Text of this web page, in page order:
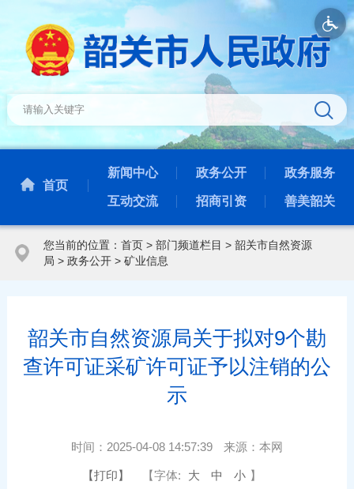
首页
新闻中心 政务公开 政务服务
互动交流 招商引资 善美韶关
您当前的位置： 首页> 部门频道栏目 > 韶关市自然资源
局 > 政务公开> 矿业信息
韶关市自然资源局关于拟对9个勘
查许可证采矿许可证予以注销的公
示
时间： 2025-04-08 14:57:39 来源： 本网
【打印】 【字体: 大 中 小 】